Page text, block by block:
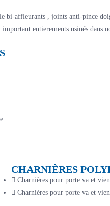
bi-affleurants , joints anti-pince
entierements usinés dans
CHARNIÈRES
Charnières pour porte va et
Charnières pour porte va et